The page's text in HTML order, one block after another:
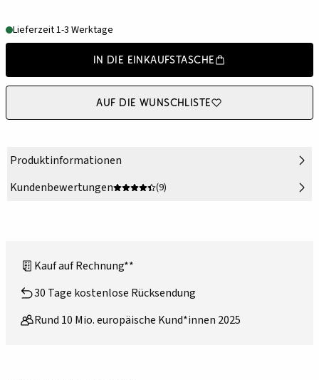
Lieferzeit 1-3 Werktage
In die Einkaufstasche
Auf die Wunschliste
Produktinformationen
Kundenbewertungen
(9)
Kauf auf Rechnung**
30 Tage kostenlose Rücksendung
Rund 10 Mio. europäische Kund*innen 2025